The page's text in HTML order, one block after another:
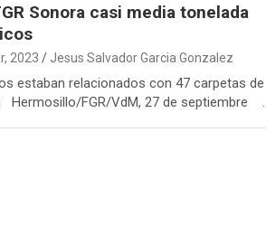
Sonora casi media tonelada
2023 Jesus Salvador Garcia Gonzalez
estaban relacionados con 47 carpetas de
Hermosillo/FGR/VdM, 27 de septiembre …